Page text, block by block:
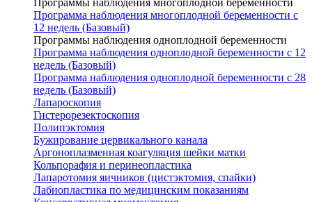
Программы наблюдения многоплодной беременности
Программа наблюдения многоплодной беременности с
12 недель (Базовый)
Программы наблюдения одноплодной беременности
Программа наблюдения одноплодной беременности с 12
недель (Базовый)
Программа наблюдения одноплодной беременности с 28
недель (Базовый)
Лапароскопия
Гистерорезектоскопия
Полипэктомия
Бужирование цервикального канала
Аргоноплазменная коагуляция шейки матки
Кольпорафия и перинеопластика
Лапаротомия яичников (цистэктомия, спайки)
Лабиопластика по медицинским показаниям